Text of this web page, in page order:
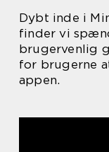
Dybt inde i
finder vi
brugervenlig
for brugerne
appen.